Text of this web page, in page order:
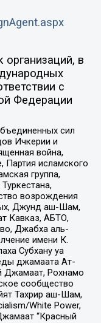
в
с
Федерации
сил
Ичкерии и
война,
Партия исламского
группа,
возрождения
Джунд аш-Шам,
Кавказ, АБТО,
Джабха аль-
имени К.
Субхану уа
джамаата Ат-
Джамаат, Рохнамо
сообщество
Тахрир аш-Шам,
White Power,
“Красный